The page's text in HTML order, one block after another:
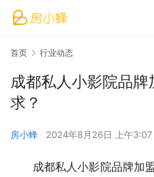
首页 行业动态
成都私人小影院品
求？
房小蜂 2024年8月26日 上午3:07
成都私人小影院品牌加